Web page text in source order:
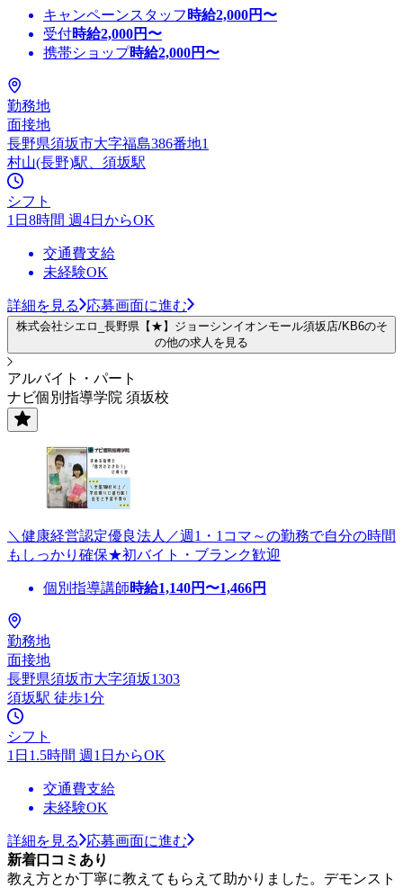
キャンペーンスタッフ 時給2,000円〜
受付時給2,000円〜
携帯ショップ時給2,000円〜
勤務地
面接地
長野県須坂市大字福島386番地1
村山(長野)駅、須坂駅
シフト
1日8時間 週4日からOK
交通費支給
未経験OK
詳細を見る 応募画面に進む
株式会社シエロ_長野県【★】ジョーシンイオンモール須坂店/KB6のそ
の他の求人を見る
アルバイト・パート
ナビ個別指導学院 須坂校
＼健康経営認定優良法人／週1・1コマ～の勤務で自分の時間
もしっかり確保★初バイト・ブランク歓迎
個別指導講師時給1,140円〜1,466円
勤務地
面接地
長野県須坂市大字須坂1303
須坂駅 徒歩1分
シフト
1日1.5時間 週1日からOK
交通費支給
未経験OK
詳細を見る
応募画面に進む
新着口コミあり
教え方とか丁寧に教えてもらえて助かりました。デモンスト